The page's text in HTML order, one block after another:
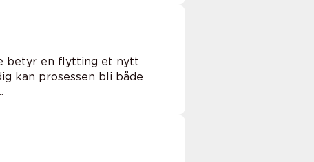
betyr en flytting et nytt
kan prosessen bli både